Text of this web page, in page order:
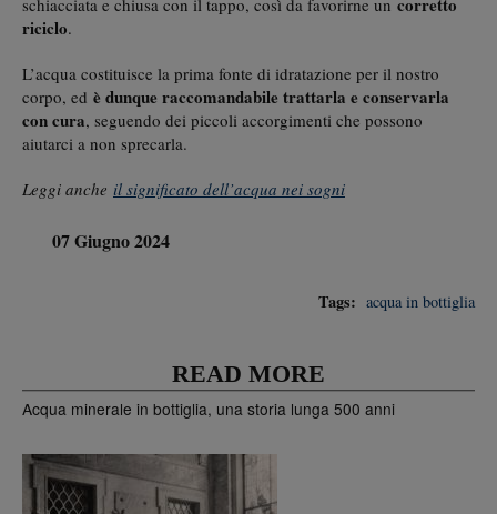
riciclo.
L’acqua costituisce la prima fonte di idratazione per il nostro
corpo, ed è dunque raccomandabile trattarla e conservarla
con cura, seguendo dei piccoli accorgimenti che possono
aiutarci a non sprecarla.
Leggi anche il significato dell’acqua nei sogni
07 Giugno 2024
Tags: acqua in bottiglia
READ MORE
Acqua minerale in bottiglia, una storia lunga 500 anni